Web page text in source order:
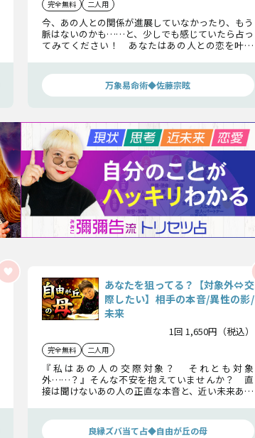
完全無料 二人用
今、あの人との関係が進展していなかったり、もう
脈はないのかも……と、少しでも感じていたら占っ
てみてください！ あなたはあの人との恋を叶え
しょう。
万象易命術◆佐藤宗眩
あなたを狙ってる？【対象外⇔交
際したい】相手の本音/異性の影/
未来
1回 1,650円（税込）
完全無料 二人用
『私はあの人の交際対象？ それとも対象
外……？』そんな不安を抱えていませんか？ 直
接は聞けないあの人の正直な本音と、近い未来あの
良縁ズバ当て占◆自由が丘の母